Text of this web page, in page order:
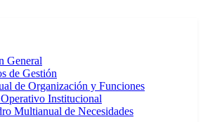
General
de Gestión
de Organización y Funciones
Institucional
Multianual de Necesidades